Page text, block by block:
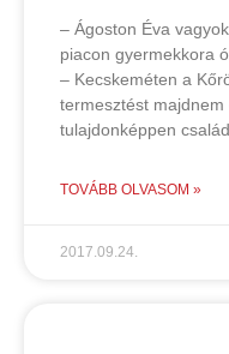
– Ágoston Éva
piacon gyermekkora
– Kecskeméten a
termesztést
tulajdonképpen
TOVÁBB OLVASOM »
2017.09.24.